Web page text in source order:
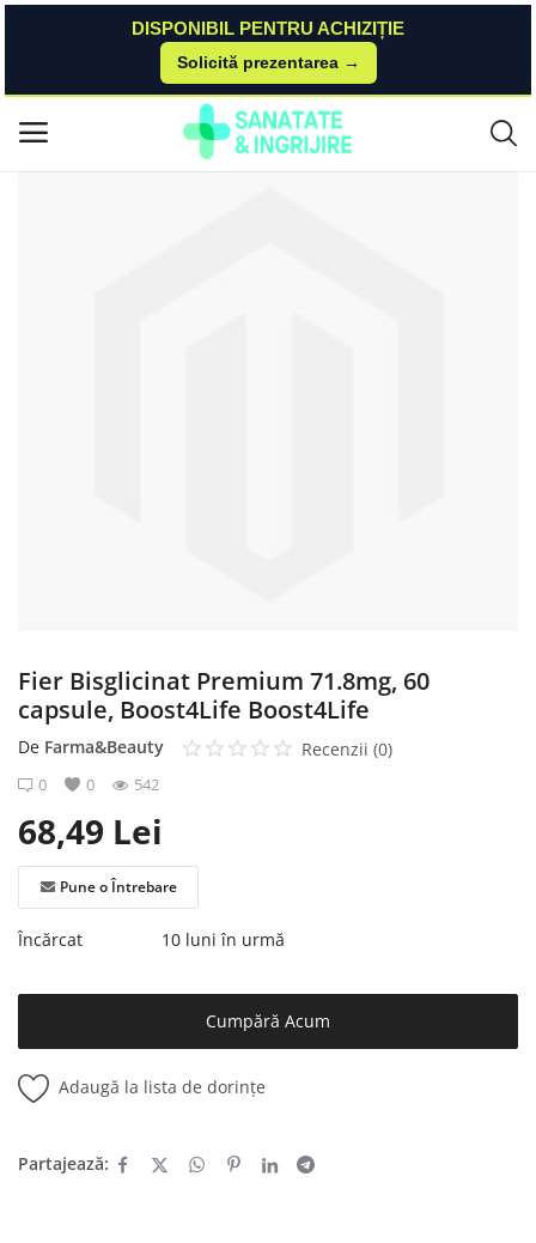
DISPONIBIL PENTRU ACHIZIȚIE
Solicită prezentarea →
Meniu principal
Suplimente Alimentare
Fier Bisglicinat Premium 71.8mg, 60 capsule, Boost4Life Boost4Life
Fier Bisglicinat Premium 71.8mg, 60
capsule, Boost4Life Boost4Life
De Farma&Beauty Recenzii (0)
0 0 542
68,49 Lei
Pune o Întrebare
Încărcat 10 luni în urmă
Cumpără Acum
Adaugă la lista de dorințe
Partajează: